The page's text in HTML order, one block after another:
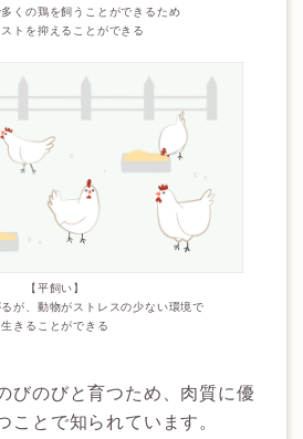
くの鶏を飼うことができるため
トを抑えることができる
【平飼い】
が、動物がストレスの少ない環境で
生きることができる
びのびと育つため、肉質に優
ことで知られています。